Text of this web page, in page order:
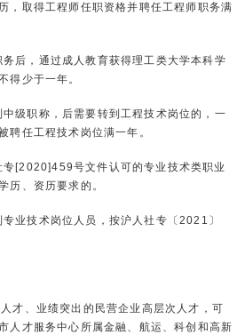
，取得工程师任职资格并聘任工程师职务满
后，通过成人教育获得理工类大学本科学
得少于一年。
级职称，后需要转到工程技术岗位的，一
聘任工程技术岗位满一年。
[2020]459号文件认可的专业技术类职业
历、资历要求的。
业技术岗位人员，按沪人社专〔2021〕
才、业绩突出的民营企业高层次人才，可
人才服务中心所属金融、航运、科创和高新